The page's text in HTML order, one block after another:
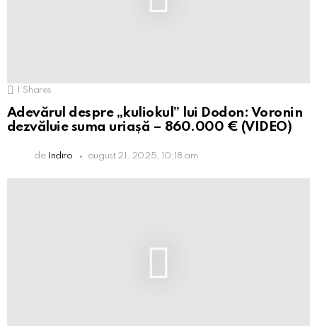
1 Shares
Adevărul despre „kuliokul” lui Dodon: Voronin
dezvăluie suma uriașă – 860.000 € (VIDEO)
de Indiro august 21, 2025, 10:18 am